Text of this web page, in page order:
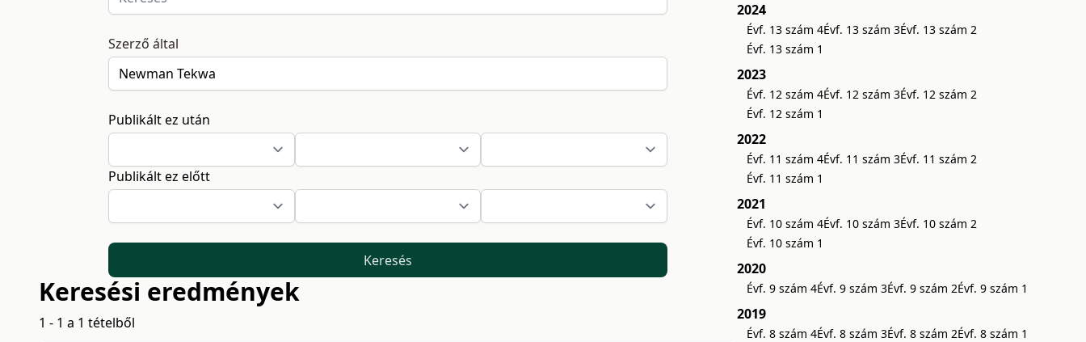
Szerző által
Publikált ez után
Publikált ez előtt
Keresés
Keresési eredmények
1 - 1 a 1 tételből
2024
Évf. 13 szám 4Évf. 13 szám 3Évf. 13 szám 2
Évf. 13 szám 1
2023
Évf. 12 szám 4Évf. 12 szám 3Évf. 12 szám 2
Évf. 12 szám 1
2022
Évf. 11 szám 4Évf. 11 szám 3Évf. 11 szám 2
Évf. 11 szám 1
2021
Évf. 10 szám 4Évf. 10 szám 3Évf. 10 szám 2
Évf. 10 szám 1
2020
Évf. 9 szám 4Évf. 9 szám 3Évf. 9 szám 2Évf. 9 szám 1
2019
Évf. 8 szám 4Évf. 8 szám 3Évf. 8 szám 2Évf. 8 szám 1